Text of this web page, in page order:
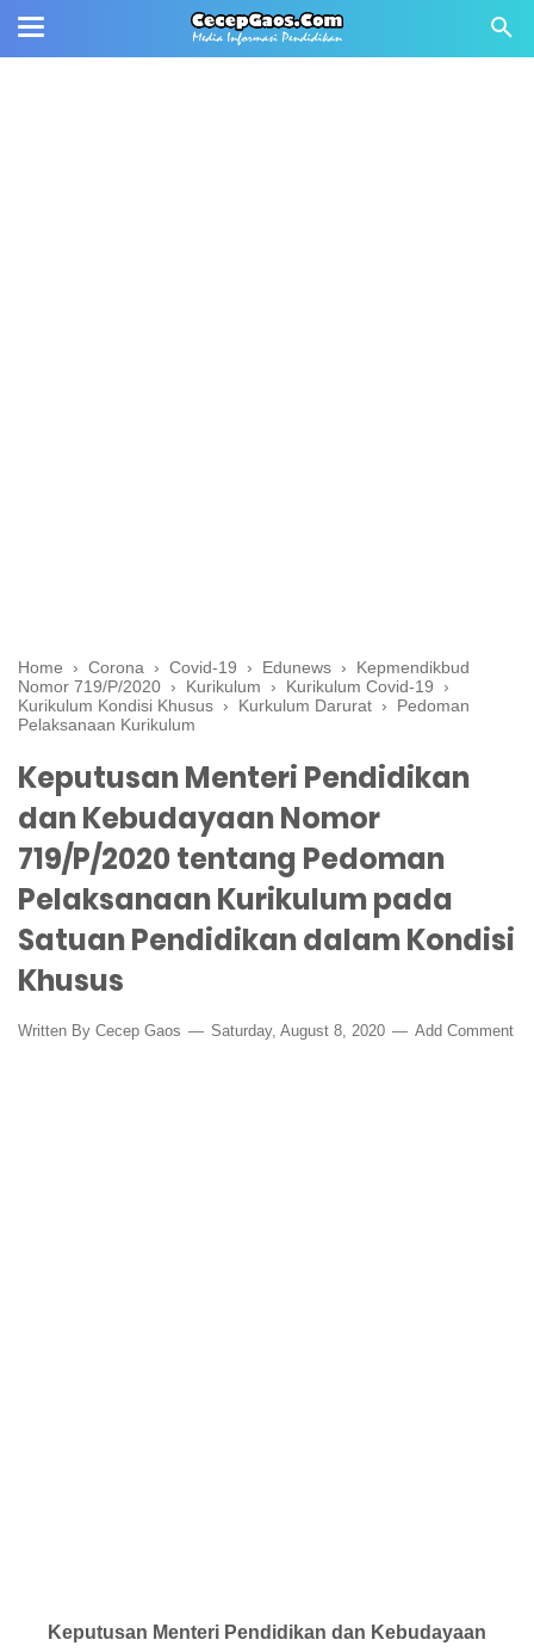
Home › Corona › Covid-19 › Edunews › Kepmendikbud
Nomor 719/P/2020 › Kurikulum › Kurikulum Covid-19
›
Kurikulum Kondisi Khusus › Kurkulum Darurat › Pedoman
Pelaksanaan Kurikulum
Keputusan Menteri Pendidikan
dan Kebudayaan Nomor
719/P/2020 tentang Pedoman
Pelaksanaan Kurikulum pada
Satuan Pendidikan dalam Kondisi
Khusus
Written By Cecep Gaos Saturday, August 8, 2020 Add Comment
Keputusan Menteri Pendidikan dan Kebudayaan